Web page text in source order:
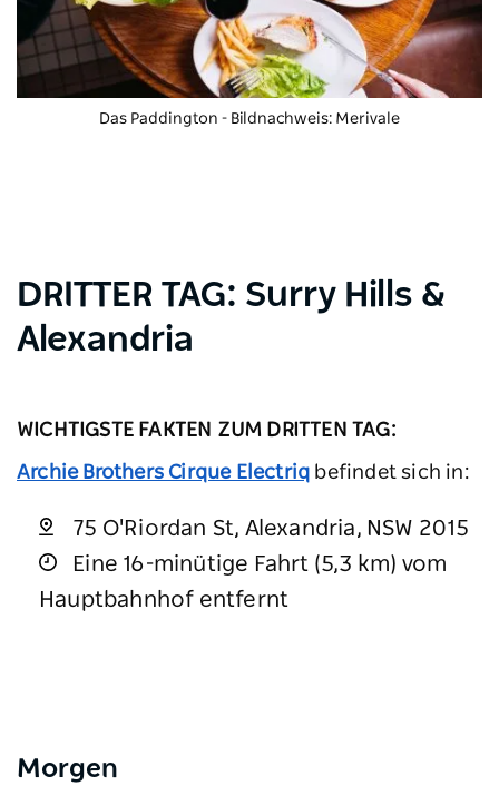
Das Paddington - Bildnachweis: Merivale
DRITTER TAG: Surry Hills &
Alexandria
WICHTIGSTE FAKTEN ZUM DRITTEN TAG:
Archie Brothers Cirque Electriq befindet sich in:
75 O'Riordan St, Alexandria, NSW 2015
Eine 16-minütige Fahrt (5,3 km) vom
Hauptbahnhof entfernt
Morgen